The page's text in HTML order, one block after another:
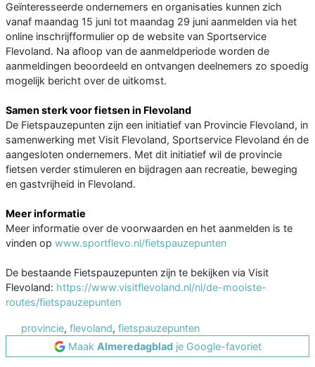
Geïnteresseerde ondernemers en organisaties kunnen zich
vanaf maandag 15 juni tot maandag 29 juni aanmelden via het
online inschrijfformulier op de website van Sportservice
Flevoland. Na afloop van de aanmeldperiode worden de
aanmeldingen beoordeeld en ontvangen deelnemers zo spoedig
mogelijk bericht over de uitkomst.
Samen sterk voor fietsen in Flevoland
De Fietspauzepunten zijn een initiatief van Provincie Flevoland, in
samenwerking met Visit Flevoland, Sportservice Flevoland én de
aangesloten ondernemers. Met dit initiatief wil de provincie
fietsen verder stimuleren en bijdragen aan recreatie, beweging
en gastvrijheid in Flevoland.
Meer informatie
Meer informatie over de voorwaarden en het aanmelden is te
vinden op www.sportflevo.nl/fietspauzepunten
De bestaande Fietspauzepunten zijn te bekijken via Visit
Flevoland: https://www.visitflevoland.nl/nl/de-mooiste-
routes/fietspauzepunten
provincie, flevoland, fietspauzepunten
Maak Almeredagbladje Google-favoriet